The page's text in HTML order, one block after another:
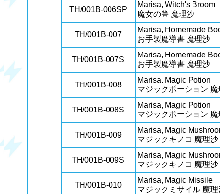
TH/001B-006SP
Marisa, Witch's Broom
魔女の箒 魔理沙
TH/001B-007
Marisa, Homemade
お手製魔導書 魔理沙
TH/001B-007S
Marisa, Homemade
お手製魔導書 魔理沙
TH/001B-008
Marisa, Magic Potion
マジックポーション 魔
TH/001B-008S
Marisa, Magic Potion
マジックポーション 魔
TH/001B-009
Marisa, Magic
マジックキノコ 魔理沙
TH/001B-009S
Marisa, Magic
マジックキノコ 魔理沙
TH/001B-010
Marisa, Magic Missile
マジックミサイル 魔理